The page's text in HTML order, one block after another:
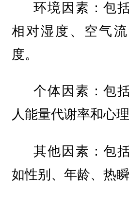
环境因素：包
相对湿度、空气
度。
个体因素：包
人能量代谢率和心理
其他因素：包
如性别、年龄、热瞬